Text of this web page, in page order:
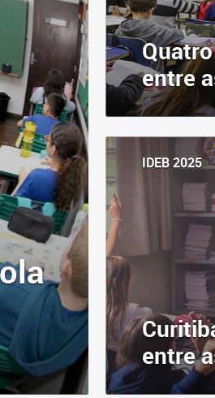
entre
IDEB 2025
entre